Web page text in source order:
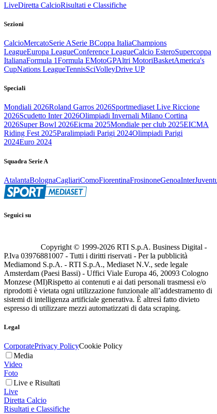
LiveDiretta CalcioRisultati e Classifiche
Sezioni
CalcioMercatoSerie ASerie BCoppa ItaliaChampions
LeagueEuropa LeagueConference LeagueCalcio EsteroSupercoppa
ItalianaFormula 1Formula EMotoGPAltri MotoriBasketAmerica's
CupNations LeagueTennisSciVolleyDrive UP
Speciali
Mondiali 2026Roland Garros 2026Sportmediaset Live Riccione
2026Scudetto Inter 2026Olimpiadi Invernali Milano Cortina
2026Super Bowl 2026Eicma 2025Mondiale per club 2025EICMA
Riding Fest 2025Paralimpiadi Parigi 2024Olimpiadi Parigi
2024Euro 2024
Squadra Serie A
AtalantaBolognaCagliariComoFiorentinaFrosinoneGenoaInter
Seguici su
Copyright © 1999-2026 RTI S.p.A. Business Digital -
P.Iva 03976881007 - Tutti i diritti riservati - Per la pubblicità
Mediamond S.p.A. - RTI S.p.A., Mediaset N.V., sede legale
Amsterdam (Paesi Bassi) - Uffici Viale Europa 46, 20093 Cologno
Monzese (MI)Rispetto ai contenuti e ai dati personali trasmessi e/o
riprodotti è vietata ogni utilizzazione funzionale all’addestramento di
sistemi di intelligenza artificiale generativa. È altresì fatto divieto
espresso di utilizzare mezzi automatizzati di data scraping.
Legal
CorporatePrivacy PolicyCookie Policy
Media
Video
Foto
Live e Risultati
Live
Diretta Calcio
Risultati e Classifiche